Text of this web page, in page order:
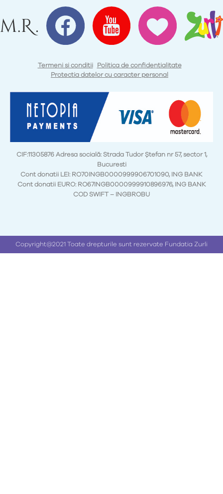
Termeni si conditii
Politica de confidentialitate
Protectia datelor cu caracter personal
CIF:11305876 Adresa socială: Strada Tudor Ștefan nr 57, sector 1,
Bucuresti
Cont donatii LEI: RO70INGB0000999906701090, ING BANK
Cont donatii EURO: RO67INGB0000999910896976, ING BANK
COD SWIFT – INGBROBU
Copyright@2021 Toate drepturile sunt rezervate Fundatia Zurli